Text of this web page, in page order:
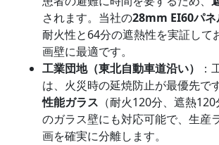
されます。当社の28mm EI60パネ
耐火性と64分の遮熱性を実証して
画壁に最適です。
工業団地（東北自動車道沿い）
：
は、火災時の延焼防止が最優先です
性能ガラス （耐火120分、遮熱
のガラス壁にも対応可能で、生産
画を確実に分離します。